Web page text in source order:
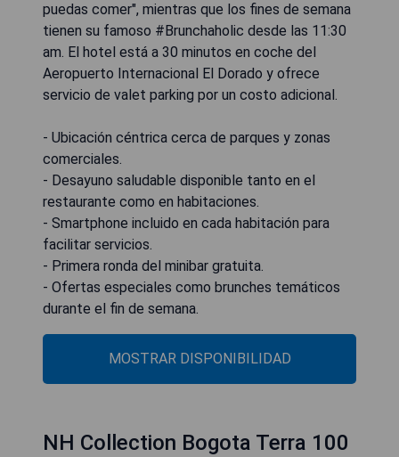
puedas comer", mientras que los fines de semana
tienen su famoso #Brunchaholic desde las 11:30
am. El hotel está a 30 minutos en coche del
Aeropuerto Internacional El Dorado y ofrece
servicio de valet parking por un costo adicional.
- Ubicación céntrica cerca de parques y zonas
comerciales.
- Desayuno saludable disponible tanto en el
restaurante como en habitaciones.
- Smartphone incluido en cada habitación para
facilitar servicios.
- Primera ronda del minibar gratuita.
- Ofertas especiales como brunches temáticos
durante el fin de semana.
MOSTRAR DISPONIBILIDAD
NH Collection Bogota Terra 100